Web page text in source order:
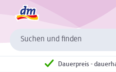
Suchen und finden
Dauerpreis -